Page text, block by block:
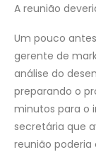
A reunião
Um pouco
gerente de
análise do
preparando o
minutos para o
secretária que
reunião poderia